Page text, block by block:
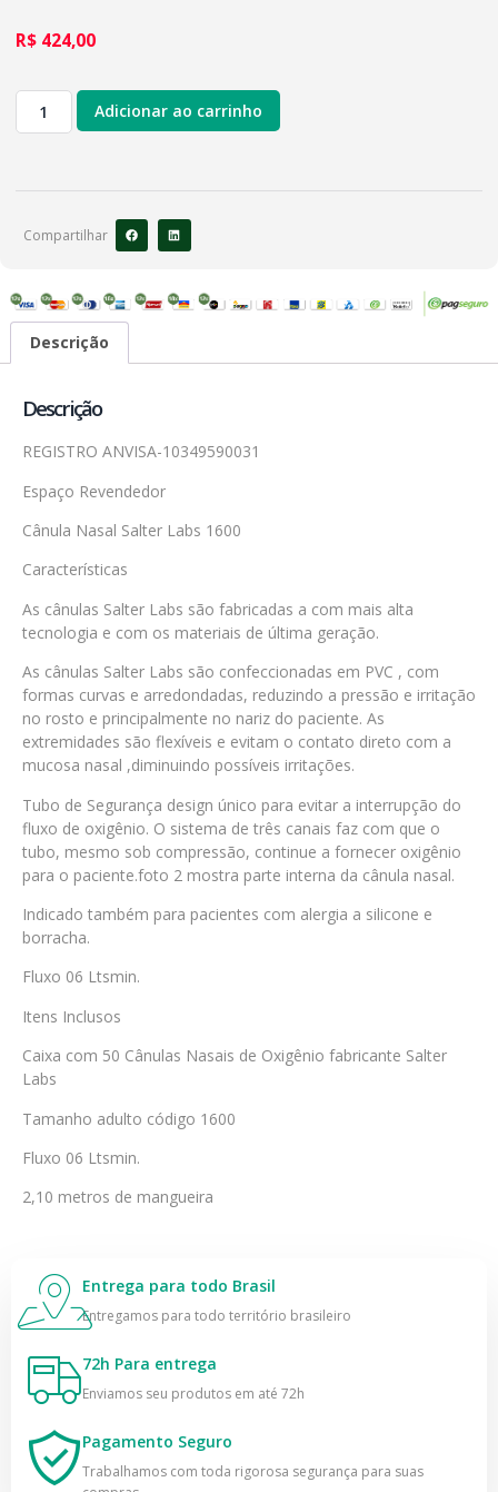
R$ 424,00
Adicionar ao carrinho
Compartilhar
Descrição
Descrição
REGISTRO ANVISA-10349590031
Espaço Revendedor
Cânula Nasal Salter Labs 1600
Características
As cânulas Salter Labs são fabricadas a com mais alta
tecnologia e com os materiais de última geração.
As cânulas Salter Labs são confeccionadas em PVC , com
formas curvas e arredondadas, reduzindo a pressão e irritação
no rosto e principalmente no nariz do paciente. As
extremidades são flexíveis e evitam o contato direto com a
mucosa nasal ,diminuindo possíveis irritações.
Tubo de Segurança design único para evitar a interrupção do
fluxo de oxigênio. O sistema de três canais faz com que o
tubo, mesmo sob compressão, continue a fornecer oxigênio
para o paciente.foto 2 mostra parte interna da cânula nasal.
Indicado também para pacientes com alergia a silicone e
borracha.
Fluxo 06 Ltsmin.
Itens Inclusos
Caixa com 50 Cânulas Nasais de Oxigênio fabricante Salter
Labs
Tamanho adulto código 1600
Fluxo 06 Ltsmin.
2,10 metros de mangueira
Entrega para todo Brasil
Entregamos para todo território brasileiro
72h Para entrega
Enviamos seu produtos em até 72h
Pagamento Seguro
Trabalhamos com toda rigorosa segurança para suas